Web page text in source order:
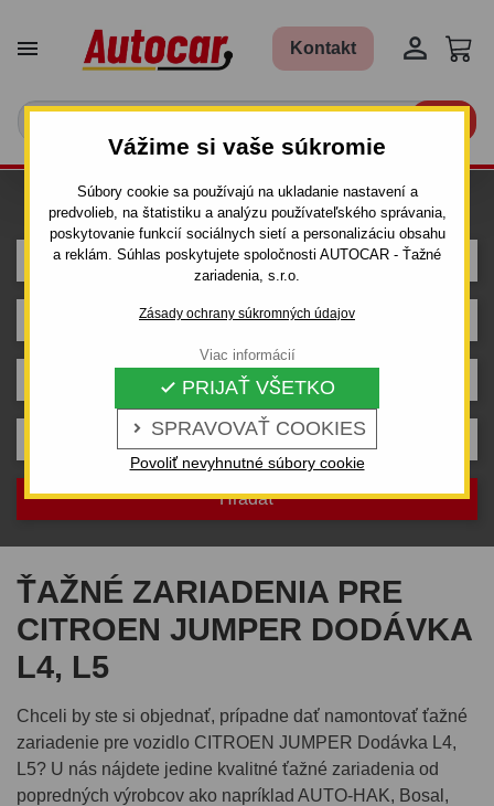
Vážime si vaše súkromie
Súbory cookie sa používajú na ukladanie nastavení a
predvolieb, na štatistiku a analýzu používateľského správania,
poskytovanie funkcií sociálnych sietí a personalizáciu obsahu
a reklám. Súhlas poskytujete spoločnosti AUTOCAR - Ťažné
zariadenia, s.r.o.
Zásady ochrany súkromných údajov
 SPRAVOVAŤ COOKIES
 PRIJAŤ VŠETKO
Povoliť nevyhnutné súbory cookie
Viac informácií
 Kontakt 
Hľadám ťažné pre auto
CITROEN
ŤAŽNÉ ZARIADENIA PRE
CITROEN JUMPER DODÁVKA
L4, L5
Chceli by ste si objednať, prípadne dať namontovať ťažné
zariadenie pre vozidlo CITROEN JUMPER Dodávka L4,
L5? U nás nájdete jedine kvalitné ťažné zariadenia od
popredných výrobcov ako napríklad AUTO-HAK, Bosal,